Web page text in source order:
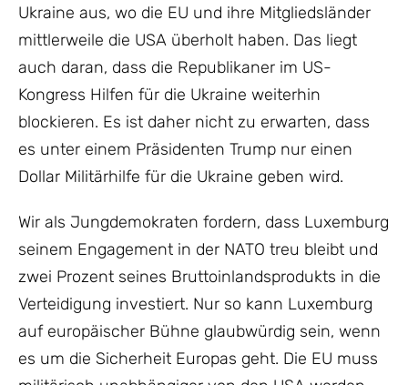
Ukraine aus, wo die EU und ihre Mitgliedsländer
mittlerweile die USA überholt haben. Das liegt
auch daran, dass die Republikaner im US-
Kongress Hilfen für die Ukraine weiterhin
blockieren. Es ist daher nicht zu erwarten, dass
es unter einem Präsidenten Trump nur einen
Dollar Militärhilfe für die Ukraine geben wird.
Wir als Jungdemokraten fordern, dass Luxemburg
seinem Engagement in der NATO treu bleibt und
zwei Prozent seines Bruttoinlandsprodukts in die
Verteidigung investiert. Nur so kann Luxemburg
auf europäischer Bühne glaubwürdig sein, wenn
es um die Sicherheit Europas geht. Die EU muss